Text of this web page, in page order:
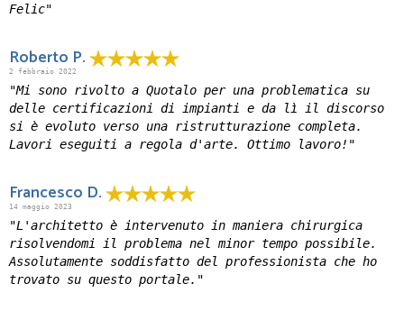
Felic"
Roberto P.
2 febbraio 2022
"Mi sono rivolto a Quotalo per una problematica su
delle certificazioni di impianti e da lì il discorso
si è evoluto verso una ristrutturazione completa.
Lavori eseguiti a regola d'arte. Ottimo lavoro!"
Francesco D.
14 maggio 2023
"L'architetto è intervenuto in maniera chirurgica
risolvendomi il problema nel minor tempo possibile.
Assolutamente soddisfatto del professionista che ho
trovato su questo portale."